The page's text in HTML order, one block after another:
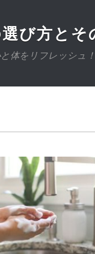
び方とそ
体をリフレッシュ